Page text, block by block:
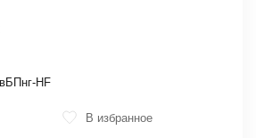
HF
В избранное